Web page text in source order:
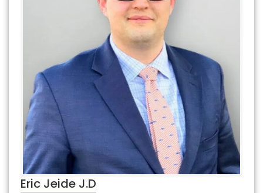
Eric Jeide J.D